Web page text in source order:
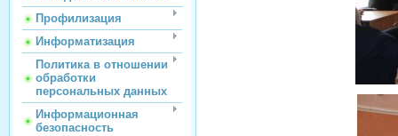
Профилизация
Информатизация
Политика в отношении
обработки
персональных данных
Информационная
безопасность